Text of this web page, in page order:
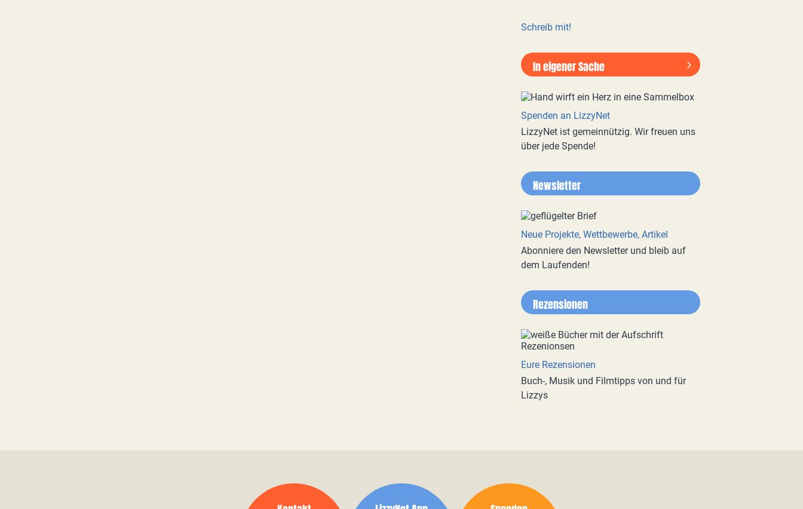
Schreib mit!
In eigener Sache
Spenden an LizzyNet
LizzyNet ist gemeinnützig. Wir freuen uns
über jede Spende!
Newsletter
Neue Projekte, Wettbewerbe, Artikel
Abonniere den Newsletter und bleib auf
dem Laufenden!
Rezensionen
Eure Rezensionen
Buch-, Musik und Filmtipps von und für
Lizzys